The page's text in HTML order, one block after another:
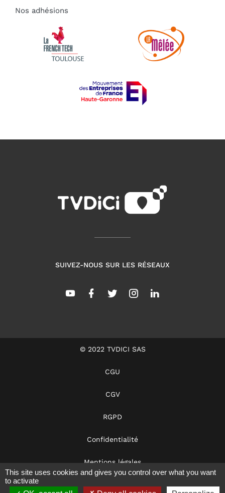
Nos adhésions
SUIVEZ-NOUS SUR LES RÉSEAUX
© 2022 TVDICI SAS
CGU
CGV
RGPD
Confidentialité
Mentions légales
This site uses cookies and gives you control over what you want
to activate